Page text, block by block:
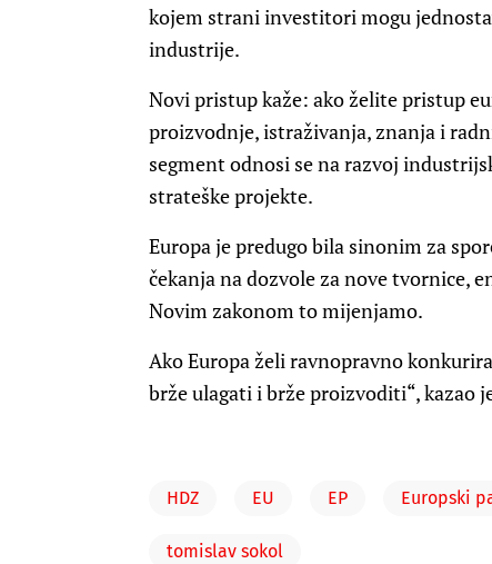
kojem strani investitori mogu
industrije.
Novi pristup kaže: ako želite pristup
proizvodnje, istraživanja, znanja i
segment odnosi se na razvoj
strateške projekte.
Europa je predugo bila sinonim za
čekanja na dozvole za nove tvornice,
Novim zakonom to mijenjamo.
Ako Europa želi ravnopravno
brže ulagati i brže proizvoditi“, kazao
HDZ EU EP Europski
tomislav sokol